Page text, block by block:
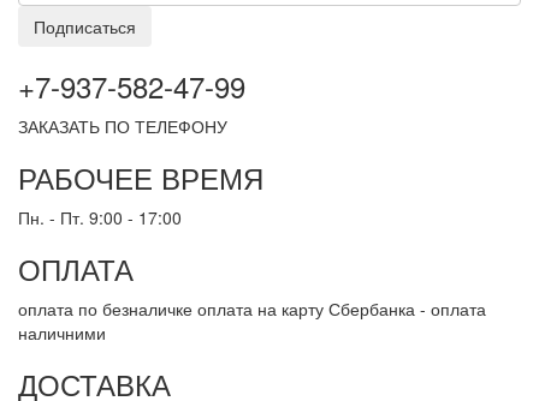
Подписаться
+7-937-582-47-99
ЗАКАЗАТЬ ПО ТЕЛЕФОНУ
РАБОЧЕЕ ВРЕМЯ
Пн. - Пт. 9:00 - 17:00
ОПЛАТА
оплата по безналичке оплата на карту Сбербанка - оплата
наличними
ДОСТАВКА